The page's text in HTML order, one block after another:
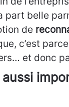
part belle
de
c’est
et donc
aussi